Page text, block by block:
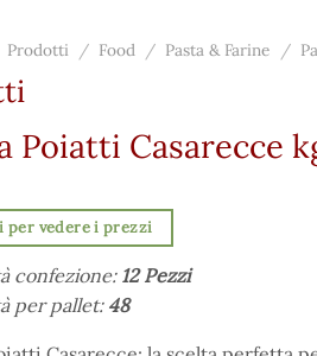
Prodotti / Food / Pasta & Farine /
Poiatti Casarecce
per vedere i prezzi
confezione:12 Pezzi
per pallet:48